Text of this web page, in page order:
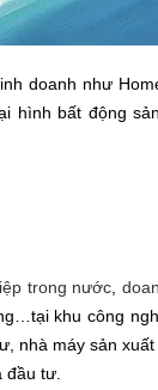
doanh như
hình bất động
trong nước
khu công
nhà máy sản
đầu tư.